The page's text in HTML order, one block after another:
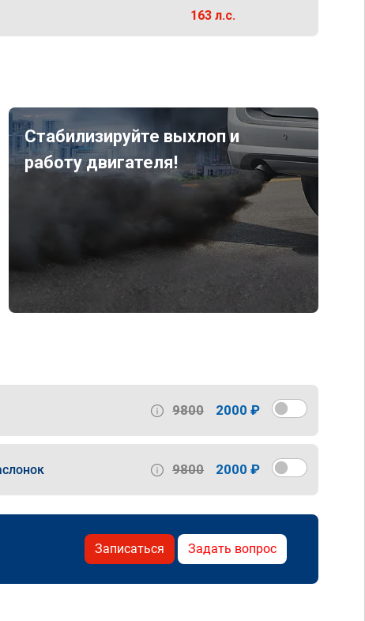
163 л.с.
Стабилизируйте выхлоп и
работу двигателя!
9800 2000 ₽
9800 2000 ₽
Записаться Задать вопрос